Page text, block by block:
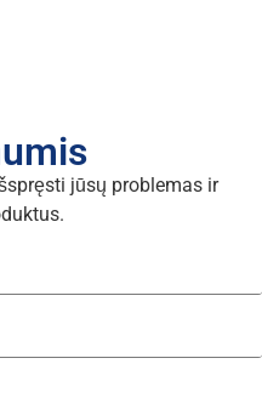
jūsų problemas ir